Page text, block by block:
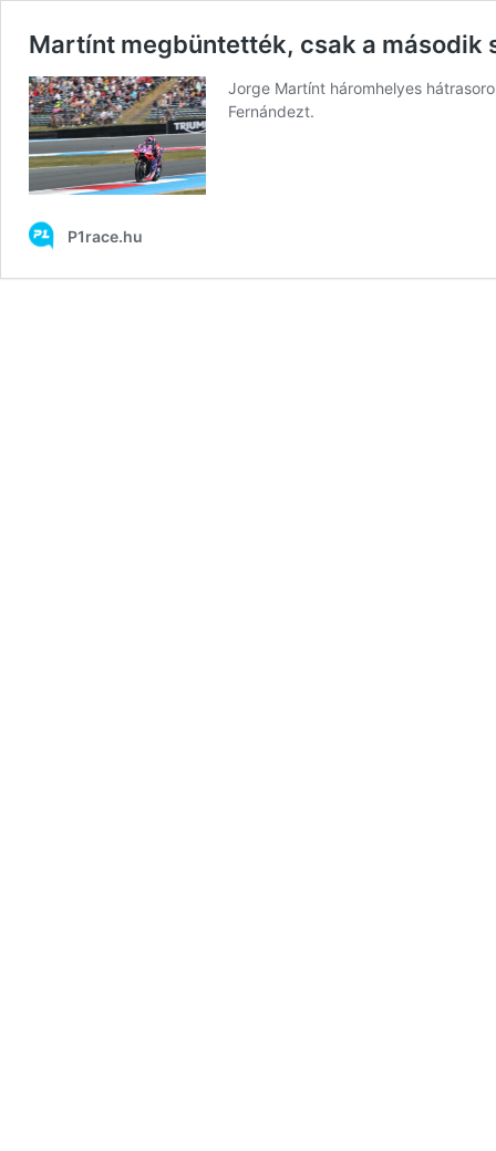
Martínt megbüntették, csak a második
Jorge Martínt háromhelyes
Fernándezt.
P1race.hu